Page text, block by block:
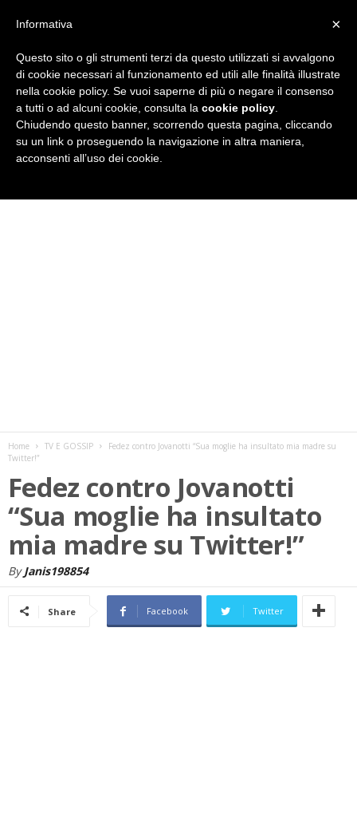
i
Home TV E GOSSIP
Fedez contro Jovanotti “Sua moglie ha insultato mia madre su
Twitter!”
Fedez contro Jovanotti
“Sua moglie ha insultato
mia madre su Twitter!”
By Janis198854
Share Facebook Twitter
×
Informativa
Questo sito o gli strumenti terzi da questo utilizzati si avvalgono
di cookie necessari al funzionamento ed utili alle finalità illustrate
nella cookie policy. Se vuoi saperne di più o negare il consenso
a tutti o ad alcuni cookie, consulta la cookie policy
Chiudendo questo banner, scorrendo questa pagina, cliccando
su un link o proseguendo la navigazione in altra maniera,
acconsenti all’uso dei cookie.